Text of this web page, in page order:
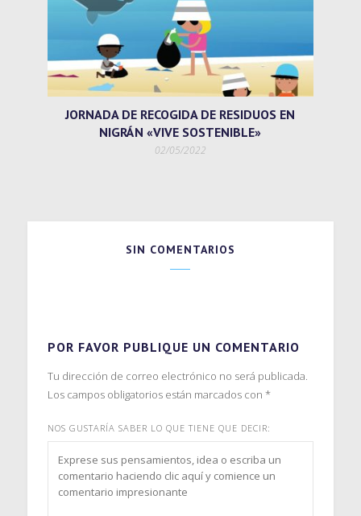
JORNADA DE RECOGIDA DE RESIDUOS EN
NIGRÁN «VIVE SOSTENIBLE»
02/05/2022
SIN COMENTARIOS
POR FAVOR PUBLIQUE UN COMENTARIO
Tu dirección de correo electrónico no será publicada.
Los campos obligatorios están marcados con *
NOS GUSTARÍA SABER LO QUE TIENE QUE DECIR: